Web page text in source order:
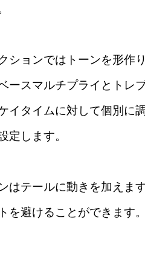
ションではトーンを形作
ースマルチプライとトレ
イタイムに対して個別に
定します。
はテールに動きを加えま
を避けることができます